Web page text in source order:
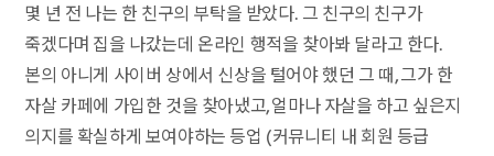
몇 년 전 나는 한 친구의 부탁을 받았다. 그 친구의 친구가
죽겠다며 집을 나갔는데 온라인 행적을 찾아봐 달라고 한다.
본의 아니게 사이버 상에서 신상을 털어야 했던 그 때, 그가 한
자살 카페에 가입한 것을 찾아냈고, 얼마나 자살을 하고 싶은지
의지를 확실하게 보여야하는 등업 (커뮤니티 내 회원 등급